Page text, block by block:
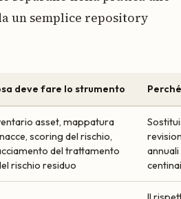
un semplice repository
deve fare lo strumento
asset, mappatura
scoring del rischio,
del trattamento
rischio residuo
annuali